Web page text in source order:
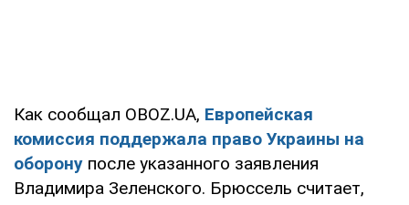
Как сообщал OBOZ.UA, Европейская
комиссия поддержала право Украины на
оборону после указанного заявления
Владимира Зеленского. Брюссель считает,